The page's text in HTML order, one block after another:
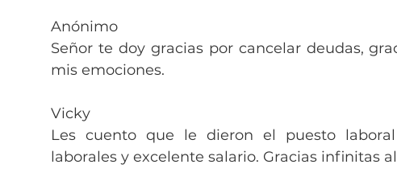
Anónimo
Señor te doy gracias por cancelar deudas,
mis emociones.
Vicky
Les cuento que le dieron el puesto
laborales y excelente salario. Gracias infinitas